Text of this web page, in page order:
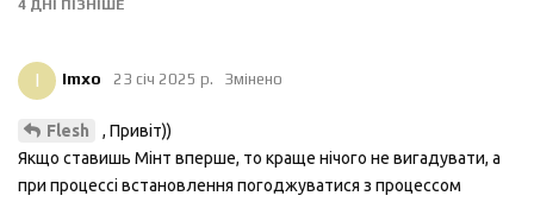
4 ДНІ ПІЗНІШЕ
I Imxo 23 січ 2025 р. Змінено
Flesh
, Привіт))
Якщо ставишь Мінт вперше, то краще нічого не вигадувати, а
при процессі встановлення погоджуватися з процессом